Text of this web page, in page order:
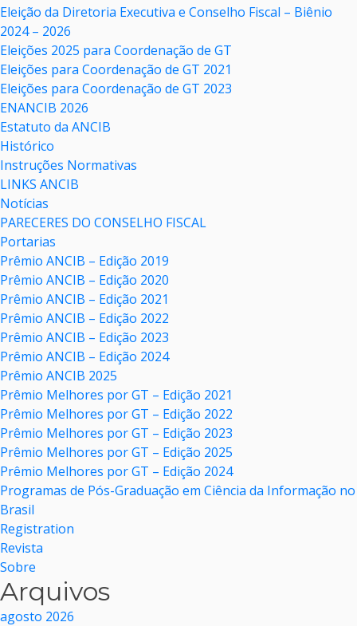
Eleição da Diretoria Executiva e Conselho Fiscal – Biênio
2024 – 2026
Eleições 2025 para Coordenação de GT
Eleições para Coordenação de GT 2021
Eleições para Coordenação de GT 2023
ENANCIB 2026
Estatuto da ANCIB
Histórico
Instruções Normativas
LINKS ANCIB
Notícias
PARECERES DO CONSELHO FISCAL
Portarias
Prêmio ANCIB – Edição 2019
Prêmio ANCIB – Edição 2020
Prêmio ANCIB – Edição 2021
Prêmio ANCIB – Edição 2022
Prêmio ANCIB – Edição 2023
Prêmio ANCIB – Edição 2024
Prêmio ANCIB 2025
Prêmio Melhores por GT – Edição 2021
Prêmio Melhores por GT – Edição 2022
Prêmio Melhores por GT – Edição 2023
Prêmio Melhores por GT – Edição 2025
Prêmio Melhores por GT – Edição 2024
Programas de Pós-Graduação em Ciência da Informação no
Brasil
Registration
Revista
Sobre
Arquivos
agosto 2026